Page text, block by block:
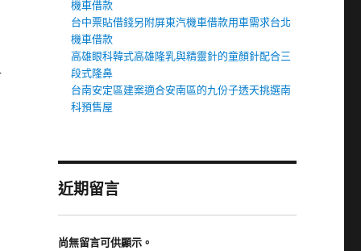
機車借款
台中票貼借錢另附屏東汽機車借款用車需求台北
機車借款
高雄眼科韓式高雄隆乳與精靈針的童顏針配合三
段式隆鼻
台南安定區建案適合安南區的九份子透天挑選南
科預售屋
近期留言
尚無留言可供顯示。